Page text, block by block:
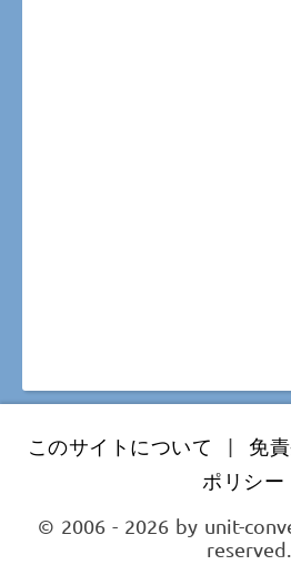
このサイトについて | 免
ポリシー
© 2006 - 2026 by unit-
reserved.